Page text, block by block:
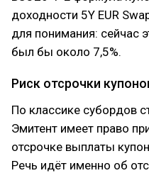
доходности 5Y EUR
для понимания: сейчас
был бы около 7,5%.
Риск отсрочки
По классике субордов
Эмитент имеет право
отсрочке выплаты
Речь идёт именно об